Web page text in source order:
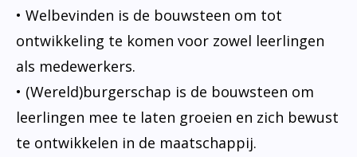
• Welbevinden is de bouwsteen om tot
ontwikkeling te komen voor zowel leerlingen
als medewerkers.
• (Wereld)burgerschap is de bouwsteen om
leerlingen mee te laten groeien en zich bewust
te ontwikkelen in de maatschappij.